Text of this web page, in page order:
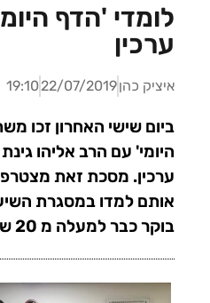
לומדי 'הדף
ערכין
איציק כהן22/07/2019
19:10
ביום שישי האחרון זכו
היומי' עם הרב אליהו
ערכין. מסכת זאת
אותם למדו במסגרת
בוקר כבר למעלה מ 20 שנה